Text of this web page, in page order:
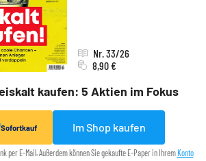
kaufen: 5 Aktien im Fokus
Nr. 33/26
8,90 €
Sofortkauf Im Shop kaufen
per E-Mail. Außerdem können Sie gekaufte E-Paper in Ihrem Konto